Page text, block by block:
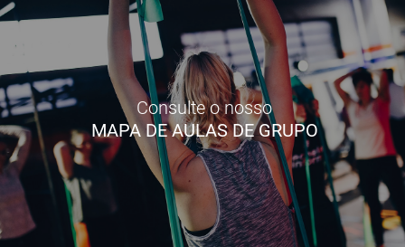
Consulte o nosso
MAPA DE AULAS DE GRUPO